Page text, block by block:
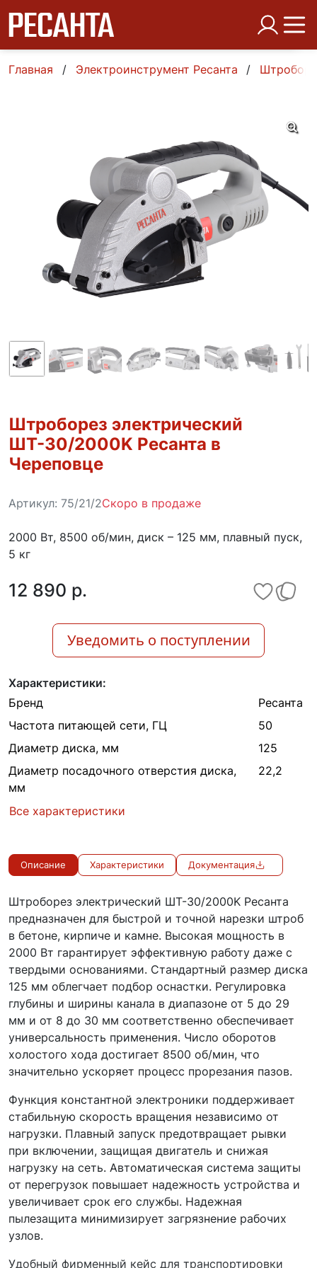
Главная Электроинструмент Ресанта
Штроборез электрический
ШТ-30/2000K Ресанта в
Череповце
Артикул: 75/21/2Скоро в продаже
2000 Вт, 8500 об/мин, диск – 125 мм, плавный пуск,
5 кг
12 890 p.
Уведомить о поступлении
Характеристики:
Бренд
Ресанта
Частота питающей сети, ГЦ
50
Диаметр диска, мм
125
Диаметр посадочного отверстия диска,
мм
22,2
Все характеристики
Описание Характеристики Документация
Штроборез электрический ШТ-30/2000K Ресанта
предназначен для быстрой и точной нарезки штроб
в бетоне, кирпиче и камне. Высокая мощность в
2000 Вт гарантирует эффективную работу даже с
твердыми основаниями. Стандартный размер диска
125 мм облегчает подбор оснастки. Регулировка
глубины и ширины канала в диапазоне от 5 до 29
мм и от 8 до 30 мм соответственно обеспечивает
универсальность применения. Число оборотов
холостого хода достигает 8500 об/мин, что
значительно ускоряет процесс прорезания пазов.
Функция константной электроники поддерживает
стабильную скорость вращения независимо от
нагрузки. Плавный запуск предотвращает рывки
при включении, защищая двигатель и снижая
нагрузку на сеть. Автоматическая система защиты
от перегрузок повышает надежность устройства и
увеличивает срок его службы. Надежная
пылезащита минимизирует загрязнение рабочих
узлов.
Удобный фирменный кейс для транспортировки